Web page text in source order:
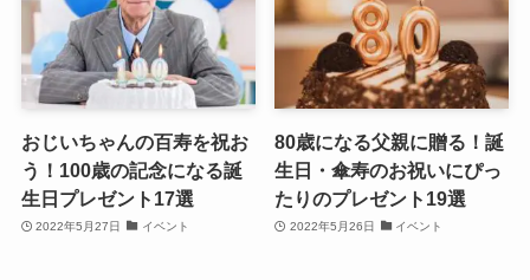
おじいちゃんの百寿を祝お
う！100歳の記念になる誕
生日プレゼント17選
2022年5月27日 イベント
80歳になる父親に贈る！誕
生日・傘寿のお祝いにぴっ
たりのプレゼント19選
2022年5月26日 イベント